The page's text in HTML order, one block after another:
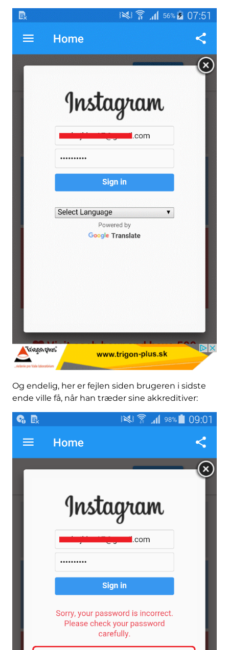
Og endelig, her er fejlen siden brugeren i sidste
ende ville få, når han træder sine akkreditiver: